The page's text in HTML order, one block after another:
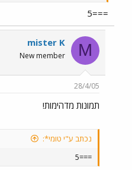
===5
M
mister K
New member
28/4/05
תמונות מדהימות!
נכתב ע"י טומי*:
===5